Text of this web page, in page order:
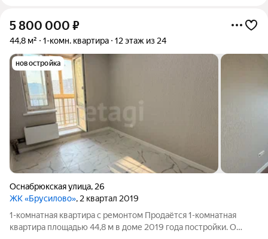
5 800 000 ₽
44,8 м² 1-комн. квартира 12 этаж из 24
новостройка
Оснабрюкская улица, 26
ЖК «Брусилово», 2 квартал 2019
1-комнатная квартира с ремонтом Продаётся 1-комнатная
квартира площадью 44,8 м в доме 2019 года постройки. О